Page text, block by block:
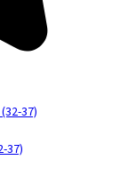
37)